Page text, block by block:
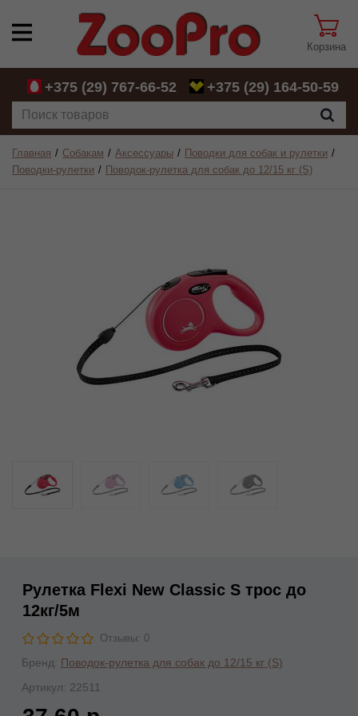
Корзина
+375 (29) 767-66-52 +375 (29) 164-50-59
Главная Собакам Аксессуары
Поводки для собак и рулетки
Поводки-рулетки
Поводок-рулетка для собак до 12/15 кг (S)
Рулетка Flexi New Classic S трос до
12кг/5м
Отзывы: 0
Бренд: Поводок-рулетка для собак до 12/15 кг (S)
Артикул: 22511